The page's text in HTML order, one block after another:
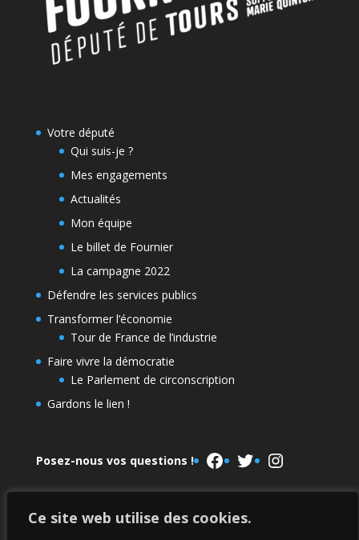
Ce site web utilise des cookies.
Votre député
Qui suis-je ?
Mes engagements
Actualités
Mon équipe
Le billet de Fournier
La campagne 2022
Défendre les services publics
Transformer l’économie
Tour de France de l’industrie
Faire vivre la démocratie
Le Parlement de circonscription
Gardons le lien !
Posez-nous vos questions ! Facebook
TwitterInstagram